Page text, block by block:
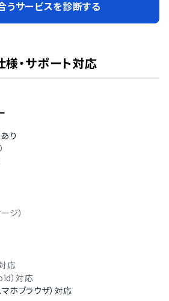
うサービスを診断する
様・サポート対応
り
ジ）
応
）対応
ホブラウザ）対応